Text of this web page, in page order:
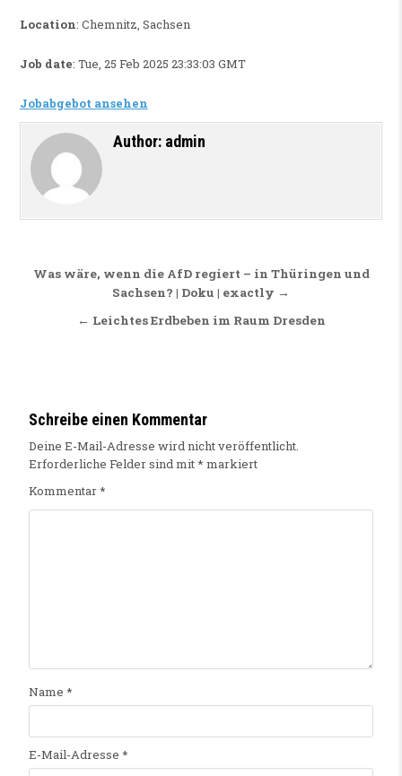
Location: Chemnitz, Sachsen
Job date: Tue, 25 Feb 2025 23:33:03 GMT
Jobabgebot ansehen
Author: admin
Beitragsnavigation
Was wäre, wenn die AfD regiert – in Thüringen und
Sachsen? | Doku | exactly →
← Leichtes Erdbeben im Raum Dresden
Schreibe einen Kommentar
Deine E-Mail-Adresse wird nicht veröffentlicht.
Erforderliche Felder sind mit* markiert
Kommentar*
Name *
E-Mail-Adresse *